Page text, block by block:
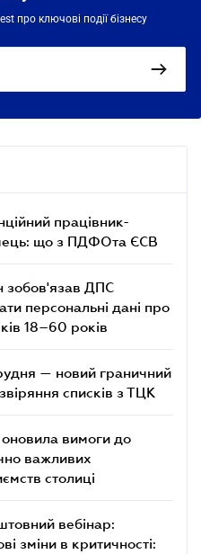
про ключові події бізнесу
працівник-
що з ПДФОта ЄСВ
зобов'язав ДПС
персональні дані про
18–60 років
— новий граничний
списків з ТЦК
вимоги до
важливих
столиці
вебінар:
зміни в критичності: